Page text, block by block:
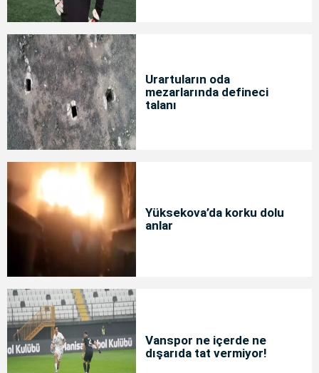
Urartuların oda
mezarlarında defineci
talanı
Yüksekova’da korku dolu
anlar
Vanspor ne içerde ne
dışarıda tat vermiyor!